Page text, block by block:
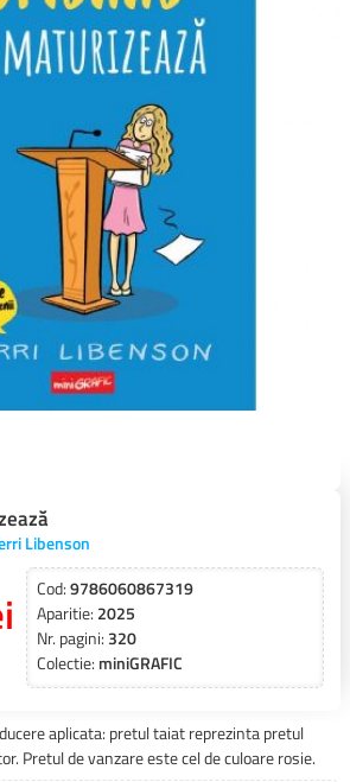
Libenson
Cod:9786060867319
Aparitie: 2025
Nr. pagini: 320
Colectie: miniGRAFIC
aplicata: pretul taiat reprezinta pretul
Pretul de vanzare este cel de culoare rosie.